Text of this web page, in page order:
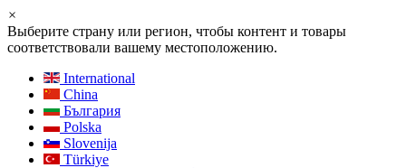
×
Выберите страну или регион, чтобы контент и товары
соответствовали вашему местоположению.
International
China
България
Polska
Slovenija
Türkiye